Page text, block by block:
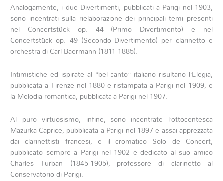
Analogamente, i due Divertimenti, pubblicati a Parigi nel 1903,
sono incentrati sulla rielaborazione dei principali temi presenti
nel Concertstück op. 44 (Primo Divertimento) e nel
Concertstück op. 49 (Secondo Divertimento) per clarinetto e
orchestra di Carl Baermann (1811-1885).
Intimistiche ed ispirate al “bel canto” italiano risultano l’Elegia,
pubblicata a Firenze nel 1880 e ristampata a Parigi nel 1909, e
la Melodia romantica, pubblicata a Parigi nel 1907.
Al puro virtuosismo, infine, sono incentrate l’ottocentesca
Mazurka-Caprice, pubblicata a Parigi nel 1897 e assai apprezzata
dai clarinettisti francesi, e il cromatico Solo de Concert,
pubblicato sempre a Parigi nel 1902 e dedicato al suo amico
Charles Turban (1845-1905), professore di clarinetto al
Conservatorio di Parigi.